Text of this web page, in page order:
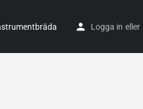
Logga in eller